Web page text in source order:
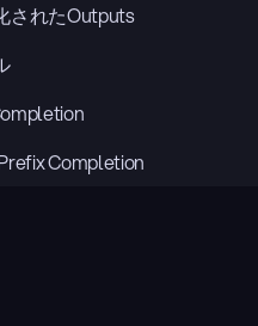
されたOutputs
Completion